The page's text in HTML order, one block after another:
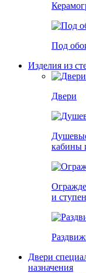
Под
Изделия из
Двери
кабины
и
Двери
назначения